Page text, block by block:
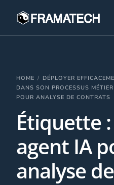
HOME
DÉPLOYER
DANS SON PROCESSUS MÉTIER
POUR ANALYSE DE CONTRATS
Étiquette
agent IA
analyse
Formations
Stratégies industrielles